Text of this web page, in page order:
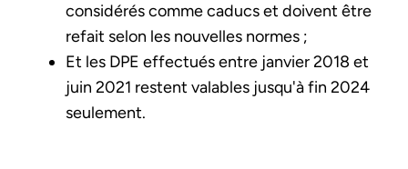
considérés comme caducs et doivent être
refait selon les nouvelles normes ;
Et les DPE effectués entre janvier 2018 et
juin 2021 restent valables jusqu'à fin 2024
seulement.